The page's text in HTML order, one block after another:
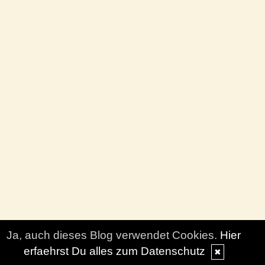
Ja, auch dieses Blog verwendet Cookies. Hier
erfaehrst Du alles zum Datenschutz
✖